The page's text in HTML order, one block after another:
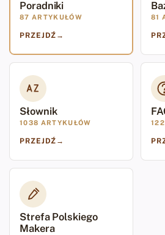
Poradniki
87 ARTYKUŁÓW
PRZEJDŹ →
81
Słownik
1038 ARTYKUŁÓW
PRZEJDŹ →
Strefa Polskiego
Makera